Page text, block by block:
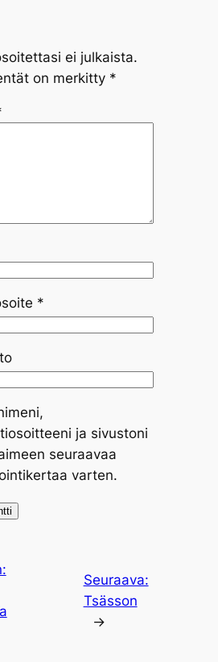
ei julkaista.
on merkitty *
*
ja sivustoni
seuraavaa
varten.
Seuraava:
Tsässon
→